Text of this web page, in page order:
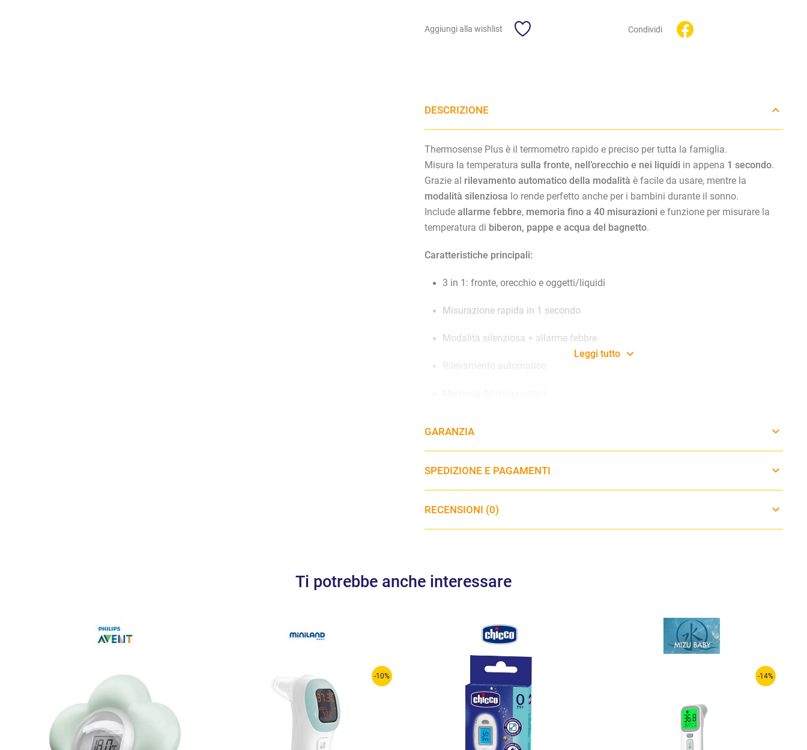
Aggiungi alla wishlist Condividi
DESCRIZIONE
Thermosense Plus è il termometro rapido e preciso per tutta la famiglia.
Misura la temperatura sulla fronte, nell’orecchio e nei liquidi in appena 1 secondo.
Grazie al rilevamento automatico della modalità è facile da usare, mentre la
modalità silenziosa lo rende perfetto anche per i bambini durante il sonno.
Include allarme febbre, memoria fino a 40 misurazioni e funzione per misurare la
temperatura di biberon, pappe e acqua del bagnetto.
Caratteristiche principali:
3 in 1: fronte, orecchio e oggetti/liquidi
Misurazione rapida in 1 secondo
Modalità silenziosa + allarme febbre
Rilevamento automatico
Leggi tutto
GARANZIA
SPEDIZIONE E PAGAMENTI
RECENSIONI (0)
Ti potrebbe anche interessare
-10% -14%